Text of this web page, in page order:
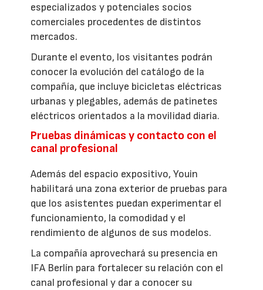
especializados y potenciales socios
comerciales procedentes de distintos
mercados.
Durante el evento, los visitantes podrán
conocer la evolución del catálogo de la
compañía, que incluye bicicletas eléctricas
urbanas y plegables, además de patinetes
eléctricos orientados a la movilidad diaria.
Pruebas dinámicas y contacto con el
canal profesional
Además del espacio expositivo, Youin
habilitará una zona exterior de pruebas para
que los asistentes puedan experimentar el
funcionamiento, la comodidad y el
rendimiento de algunos de sus modelos.
La compañía aprovechará su presencia en
IFA Berlín para fortalecer su relación con el
canal profesional y dar a conocer su